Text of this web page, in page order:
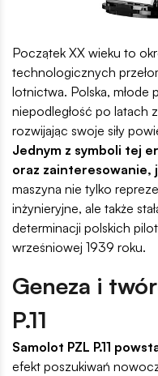
Początek XX wieku to
technologicznych
lotnictwa. Polska, młode
niepodległość po latach
rozwijając swoje siły
Jednym z symboli tej
oraz zainteresowanie,
maszyna nie tylko
inżynieryjne, ale także
determinacji polskich
wrześniowej 1939 roku.
Geneza i
P.11
Samolot PZL P.11
efekt poszukiwań